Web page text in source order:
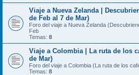
Viaje a Nueva Zelanda |
de Feb al 7 de Mar)
Foro del viaje a Nueva Zelanda
Feb
Temas: 8
Viaje a Colombia | La ruta de los
de Mar)
Foro del viaje a Colombia (La ruta de los
Temas: 8